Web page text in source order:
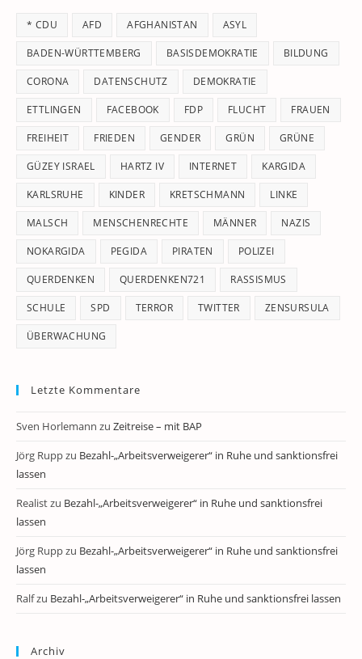
* CDU AFD AFGHANISTAN ASYL
BADEN-WÜRTTEMBERG BASISDEMOKRATIE BILDUNG
CORONA DATENSCHUTZ DEMOKRATIE
ETTLINGEN FACEBOOK FDP FLUCHT FRAUEN
FREIHEIT FRIEDEN GENDER GRÜN GRÜNE
GÜZEY ISRAEL HARTZ IV INTERNET KARGIDA
KARLSRUHE KINDER KRETSCHMANN LINKE
MALSCH MENSCHENRECHTE MÄNNER NAZIS
NOKARGIDA PEGIDA PIRATEN POLIZEI
QUERDENKEN QUERDENKEN721 RASSISMUS
SCHULE SPD TERROR TWITTER ZENSURSULA
ÜBERWACHUNG
Letzte Kommentare
Sven Horlemann zu Zeitreise – mit BAP
Jörg Ruppzu Bezahl-„Arbeitsverweigerer“ in Ruhe und sanktionsfrei
lassen
Realistzu Bezahl-„Arbeitsverweigerer“ in Ruhe und sanktionsfrei
lassen
Jörg Ruppzu Bezahl-„Arbeitsverweigerer“ in Ruhe und sanktionsfrei
lassen
Ralfzu Bezahl-„Arbeitsverweigerer“ in Ruhe und sanktionsfrei lassen
Archiv